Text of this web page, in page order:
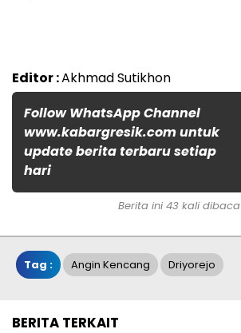
Editor :Akhmad Sutikhon
Follow WhatsApp Channel
www.kabargresik.com untuk
update berita terbaru setiap
hari
Berita ini 43 kali dibaca
Tag : Angin Kencang Driyorejo
BERITA TERKAIT